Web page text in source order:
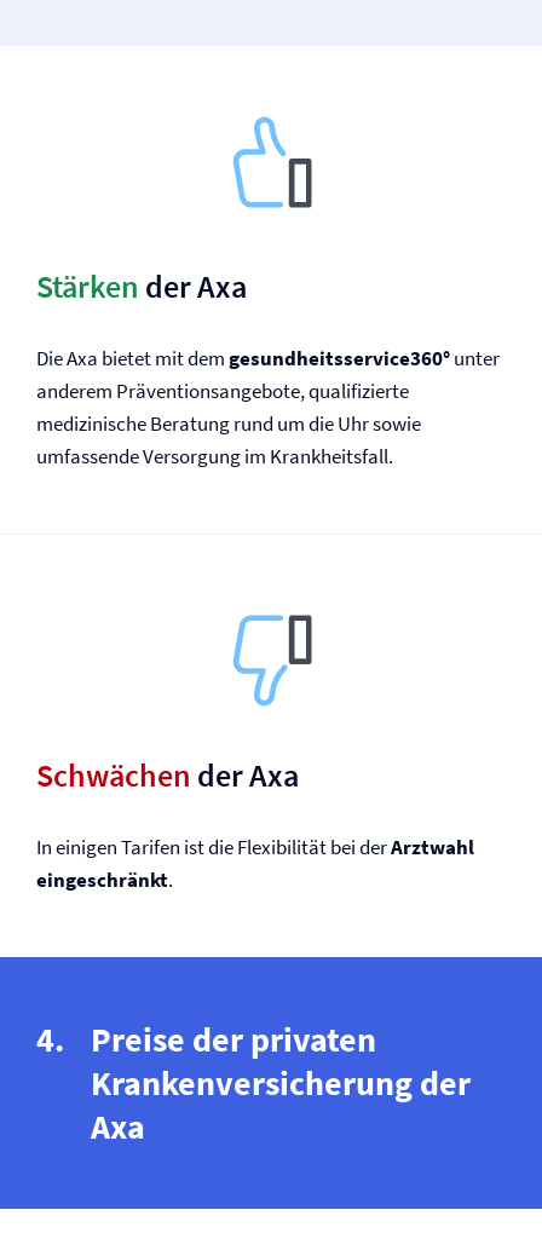
Stärken der Axa
Die Axa bietet mit demgesundheitsservice360°unter
anderem Präventionsangebote, qualifizierte
medizinische Beratung rund um die Uhr sowie
umfassende Versorgung im Krankheits­fall.
Schwächen der Axa
In einigen Tarifen ist die Flexibilität bei derArztwahl
eingeschränkt.
Preise der privaten
Kranken­versicherung der
Axa